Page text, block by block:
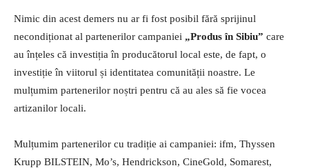
Nimic din acest demers nu ar fi fost posibil fără sprijinul
necondiționat al partenerilor campaniei „Produs în Sibiu” care
au înțeles că investiția în producătorul local este, de fapt, o
investiție în viitorul și identitatea comunității noastre. Le
mulțumim partenerilor noștri pentru că au ales să fie vocea
artizanilor locali.
Mulțumim partenerilor cu tradiție ai campaniei: ifm, Thyssen
Krupp BILSTEIN, Mo’s, Hendrickson, CineGold, Somarest,